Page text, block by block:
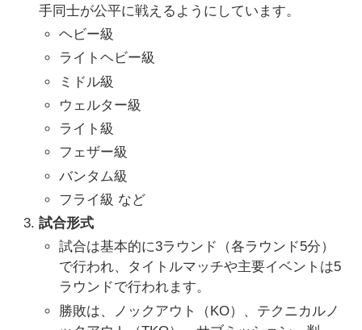
手同士が公平に戦えるようにしています。
ヘビー級
ライトヘビー級
ミドル級
ウェルター級
ライト級
フェザー級
バンタム級
フライ級 など
試合形式
試合は基本的に3ラウンド（各ラウンド5分）
で行われ、タイトルマッチや主要イベントは5
ラウンドで行われます。
勝敗は、ノックアウト（KO）、テクニカルノ